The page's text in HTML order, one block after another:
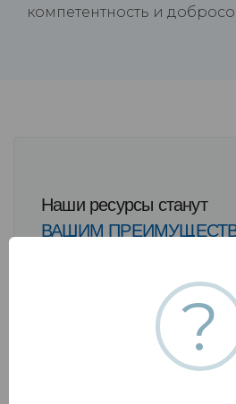
компетентность и
Наши ресурсы станут
ВАШИМ
?